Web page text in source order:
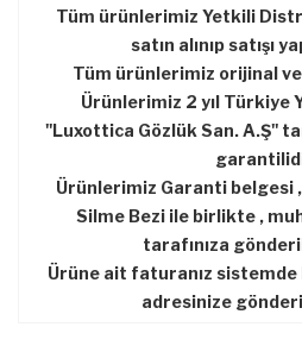
Tüm ürünlerimiz Yetkili
satın alınıp satışı
Tüm ürünlerimiz orijinal
Ürünlerimiz 2 yıl
''Luxottica Gözlük San. A.Ş''
Ürünlerimiz Garanti belgesi ,
Silme Bezi ile birlikte ,
tarafınıza
Ürüne ait faturanız sistemde
adresinize